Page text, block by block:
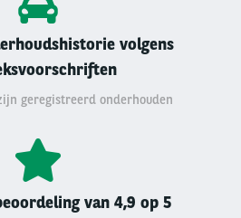
volgens
geregistreerd onderhouden
van 4,9 op 5